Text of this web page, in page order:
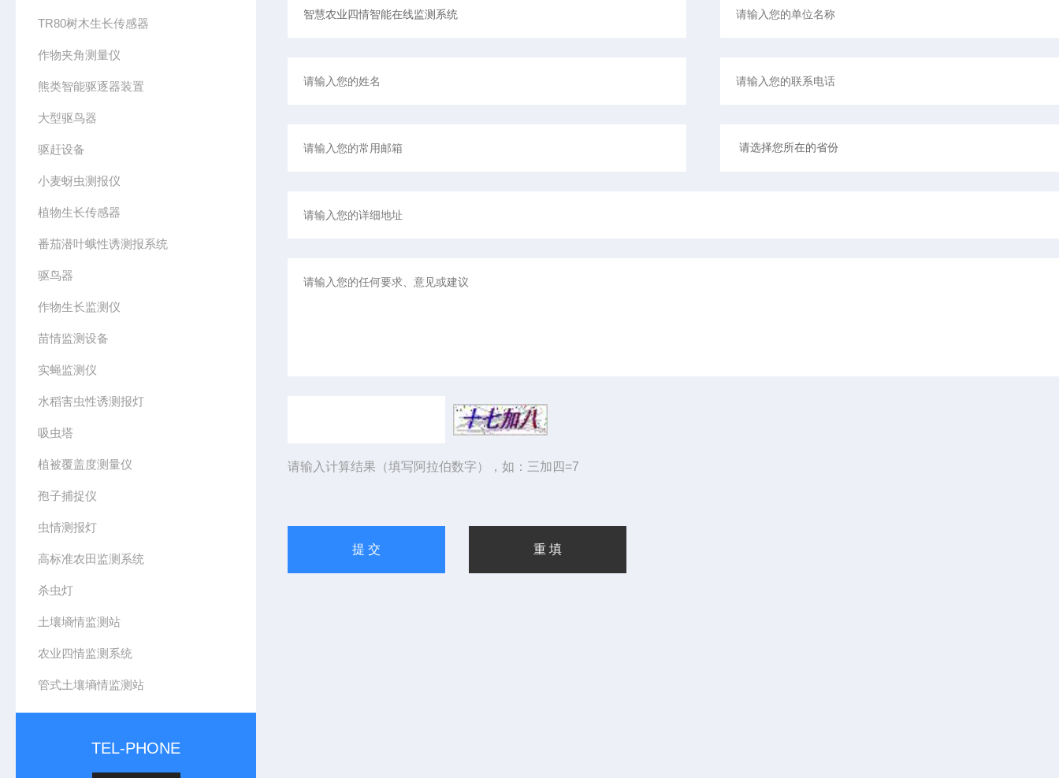
TR80树木生长传感器
作物夹角测量仪
熊类智能驱逐器装置
大型驱鸟器
驱赶设备
小麦蚜虫测报仪
植物生长传感器
番茄潜叶蛾性诱测报系统
驱鸟器
作物生长监测仪
苗情监测设备
实蝇监测仪
水稻害虫性诱测报灯
吸虫塔
植被覆盖度测量仪
孢子捕捉仪
虫情测报灯
高标准农田监测系统
杀虫灯
土壤墒情监测站
农业四情监测系统
管式土壤墒情监测站
TEL-PHONE
请输入计算结果（填写阿拉伯数字），如：三加四=7